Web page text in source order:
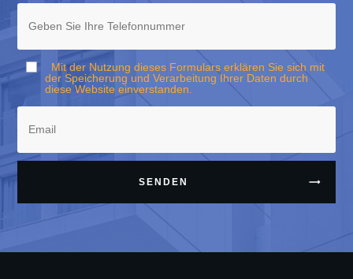
Mit der Nutzung dieses Formulars erklären Sie sich mit
der Speicherung und Verarbeitung Ihrer Daten durch
diese Website einverstanden.
SENDEN